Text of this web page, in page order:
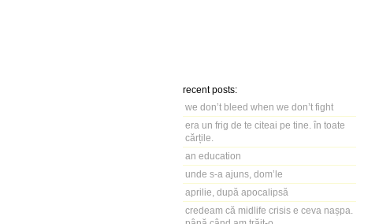
recent posts:
we don’t bleed when we don’t fight
era un frig de te citeai pe tine. în toate
cărțile.
an education
unde s-a ajuns, dom’le
aprilie, după apocalipsă
credeam că midlife crisis e ceva nașpa.